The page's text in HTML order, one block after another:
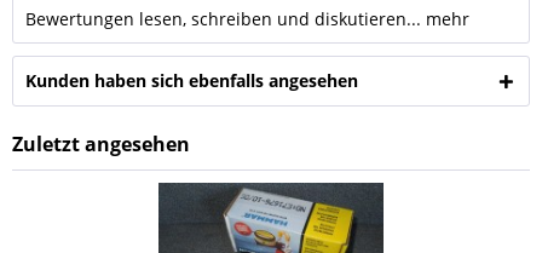
Bewertungen lesen, schreiben und diskutieren... mehr
Kunden haben sich ebenfalls angesehen
Zuletzt angesehen